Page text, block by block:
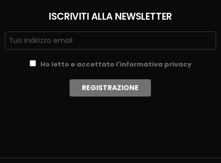
ISCRIVITI ALLA NEWSLETTER
Ho letto e accettato l'informativa privacy